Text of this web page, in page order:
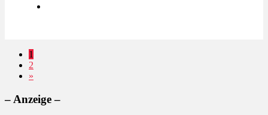
1
2
»
– Anzeige –